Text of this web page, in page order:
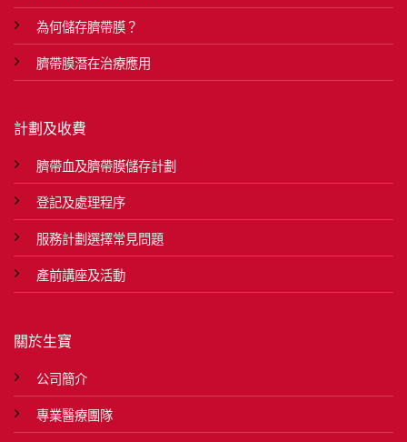
為何儲存臍帶膜？
臍帶膜潛在治療應用
計劃及收費
臍帶血及臍帶膜儲存計劃
登記及處理程序
服務計劃選擇常見問題
產前講座及活動
關於生寶
公司簡介
專業醫療團隊